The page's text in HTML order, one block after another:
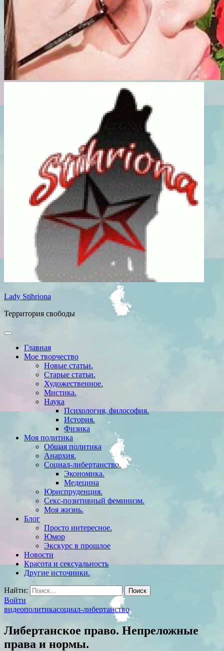
Lady Stihriona
Территория свободы
Главная
Мое творчество
Новые статьи.
Старые статьи.
Художественное.
Мистика.
Наука
Психология, философия.
История.
Физика
Моя политика
Общая политика
Анархия.
Социал-либертанство.
Экономика.
Медецина
Юриспруденция.
Секс-позитивный феминизм.
Моя жизнь.
Блог
Просто интересное.
Юмор
Экскурс в прошлое
Новости
Красота и сексуальность
Другие источники.
Найти:
Войти
видеополитикасоциал-либертанство
Либертанское право. Непреложные
права и нормы.